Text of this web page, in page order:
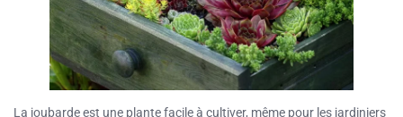
La joubarde est une plante facile à cultiver, même pour les jardiniers